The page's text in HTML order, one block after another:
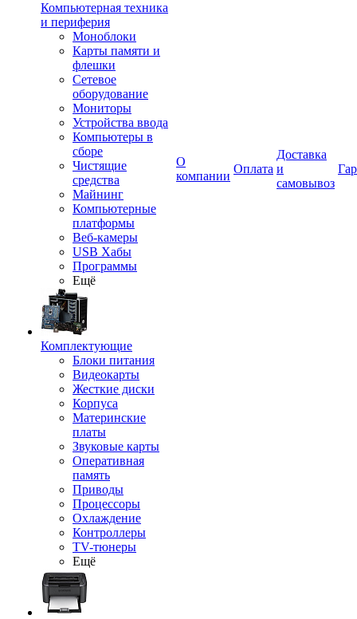
Компьютерная техника
и периферия
Моноблоки
Карты памяти и
флешки
Сетевое
оборудование
Мониторы
Устройства ввода
Компьютеры в
сборе
Чистящие
средства
Майнинг
Компьютерные
платформы
Веб-камеры
USB Хабы
Программы
Ещё
Комплектующие
Блоки питания
Видеокарты
Жесткие диски
Корпуса
Материнские
платы
Звуковые карты
Оперативная
память
Приводы
Процессоры
Охлаждение
Контроллеры
TV-тюнеры
Ещё
О
компании
Оплата
Доставка
и
самовывоз